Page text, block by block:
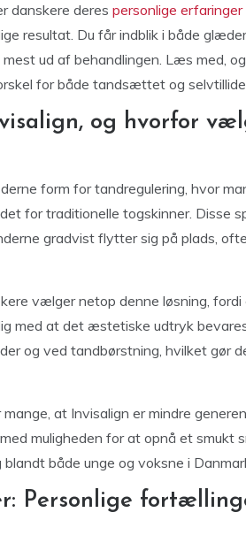
danskere deres personlige
resultat. Du får indblik i både
ud af behandlingen. Læs med,
for både tandsættet og
og hvorfor
form for tandregulering, hvor
for traditionelle togskinner. Disse
gradvist flytter sig på plads,
vælger netop denne løsning,
med at det æstetiske udtryk
og ved tandbørstning, hvilket gør
at Invisalign er mindre
muligheden for at opnå et smukt
både unge og voksne i
Personlige